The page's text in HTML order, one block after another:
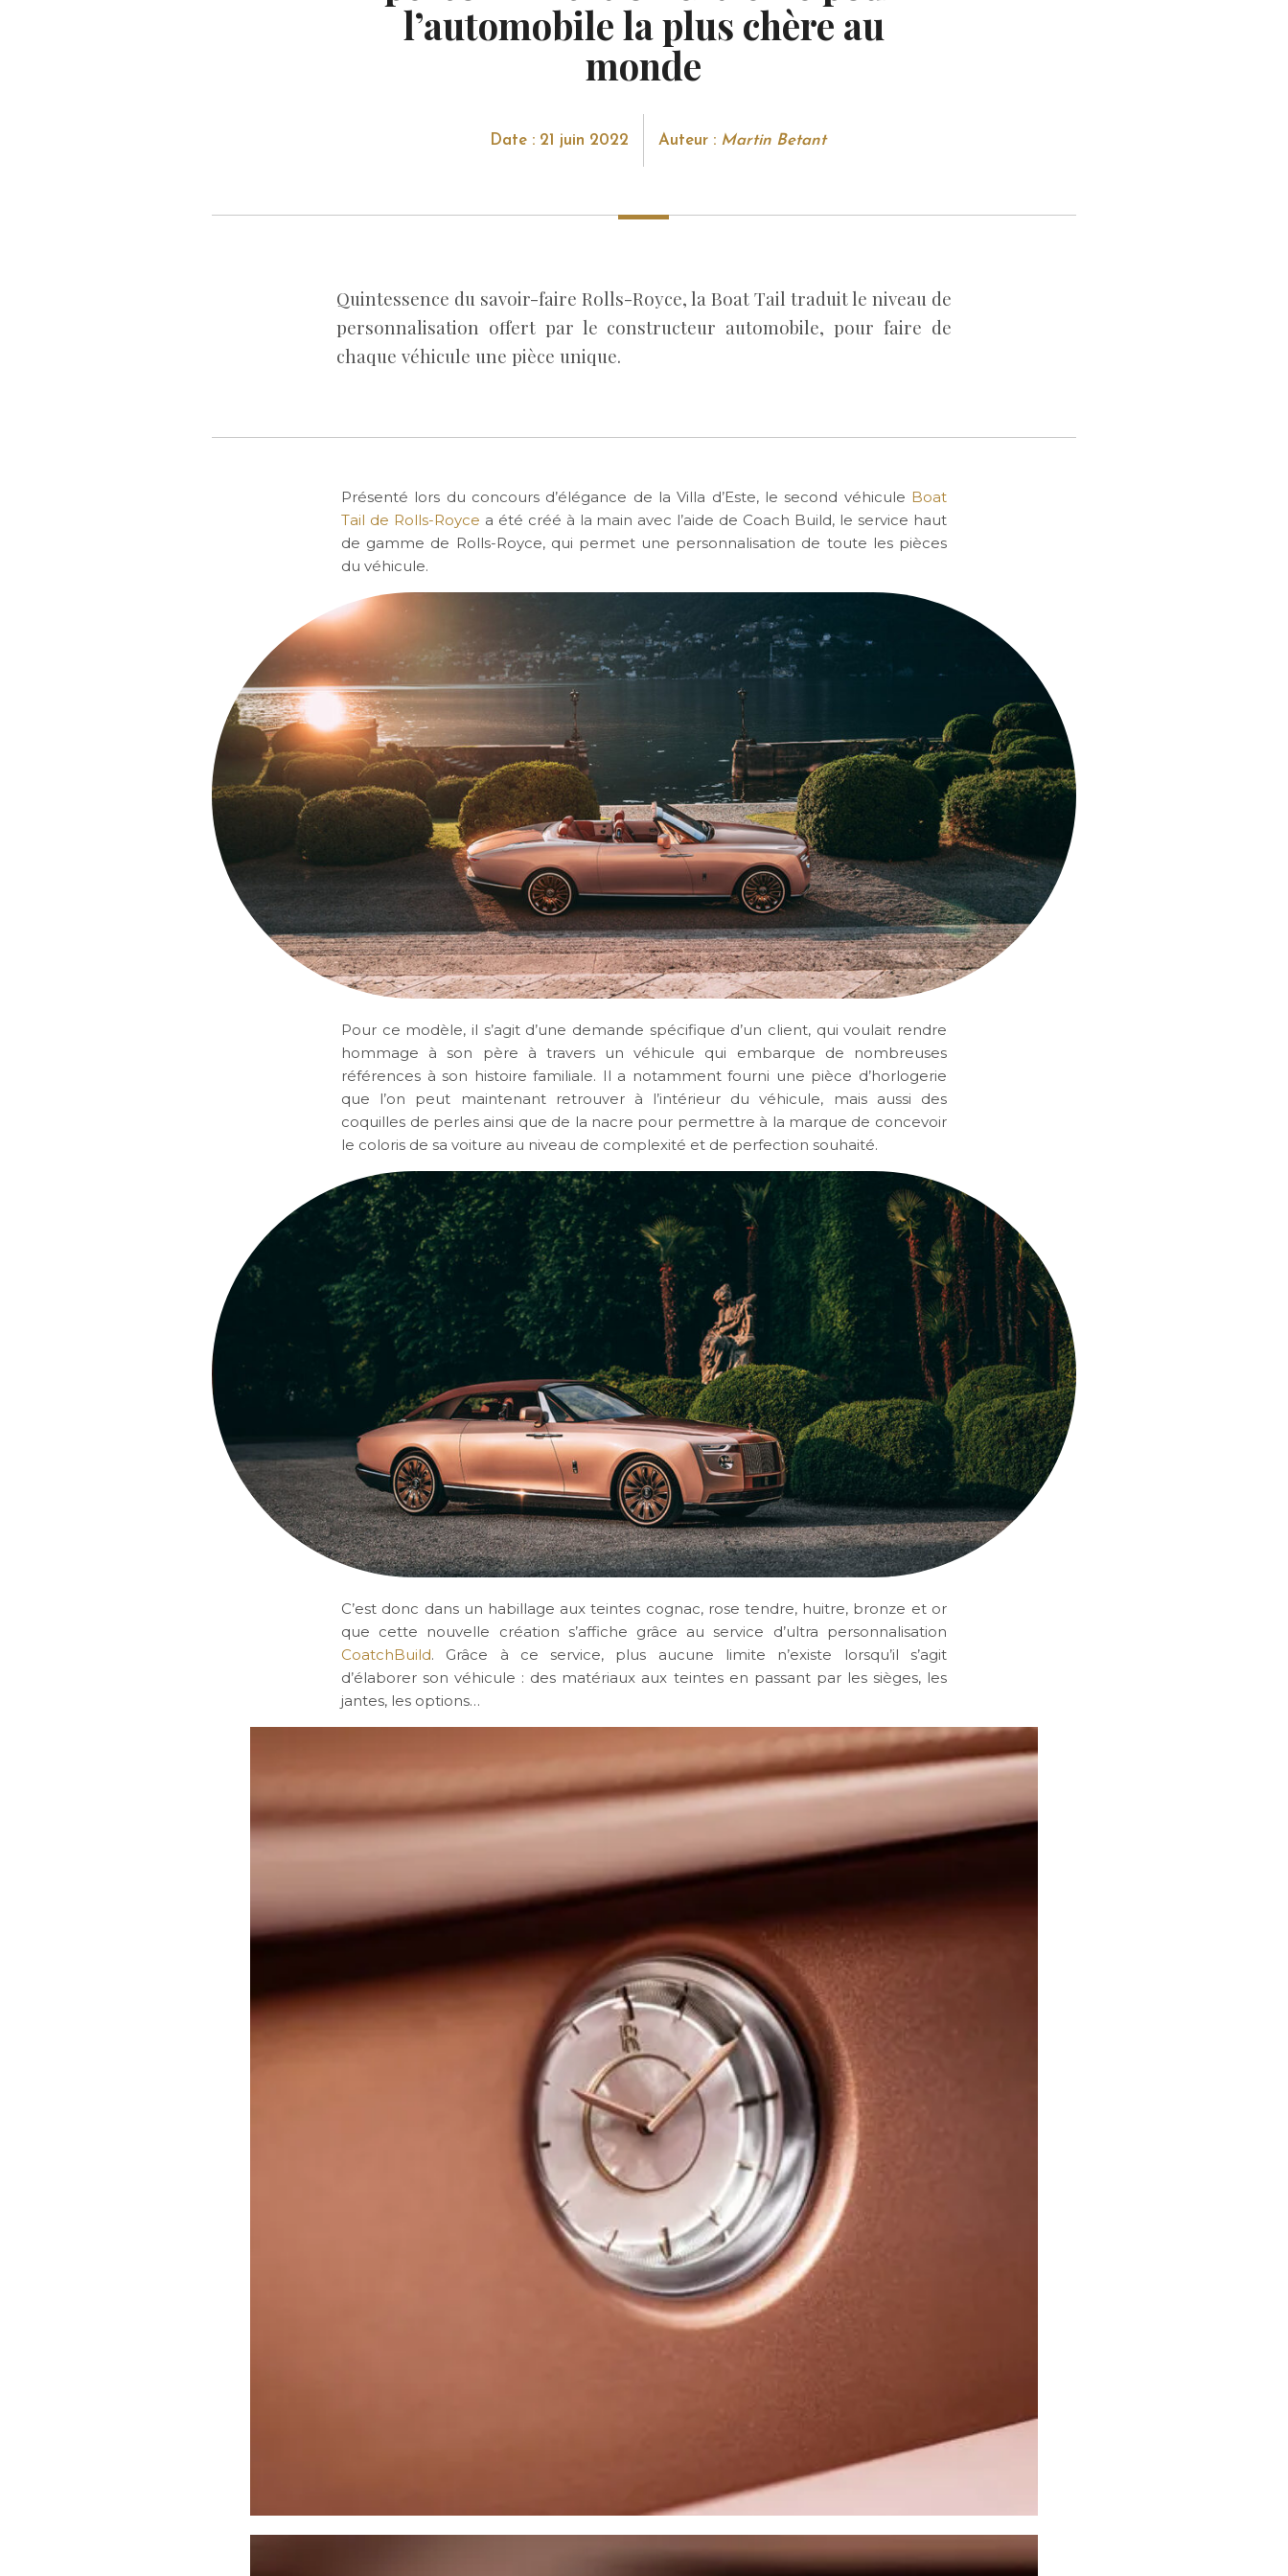
l’automobile la plus chère au
monde
Date : 21 juin 2022 Auteur : Martin Betant
Quintessence du savoir-faire Rolls-Royce, la Boat Tail traduit le niveau de
personnalisation offert par le constructeur automobile, pour faire de
chaque véhicule une pièce unique.
Présenté lors du concours d’élégance de la Villa d’Este, le second véhicule Boat
Tail de Rolls-Royce a été créé à la main avec l’aide de Coach Build, le service haut
de gamme de Rolls-Royce, qui permet une personnalisation de toute les pièces
du véhicule.
Pour ce modèle, il s’agit d’une demande spécifique d’un client, qui voulait rendre
hommage à son père à travers un véhicule qui embarque de nombreuses
références à son histoire familiale. Il a notamment fourni une pièce d’horlogerie
que l’on peut maintenant retrouver à l’intérieur du véhicule, mais aussi des
coquilles de perles ainsi que de la nacre pour permettre à la marque de concevoir
le coloris de sa voiture au niveau de complexité et de perfection souhaité.
C’est donc dans un habillage aux teintes cognac, rose tendre, huitre, bronze et or
que cette nouvelle création s’affiche grâce au service d’ultra personnalisation
CoatchBuild. Grâce à ce service, plus aucune limite n’existe lorsqu’il s’agit
d’élaborer son véhicule : des matériaux aux teintes en passant par les sièges, les
jantes, les options…